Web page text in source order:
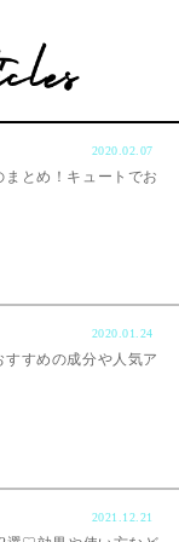
2020.02.07
とめ！キュートでお
2020.01.24
すめの成分や人気ア
2021.12.21